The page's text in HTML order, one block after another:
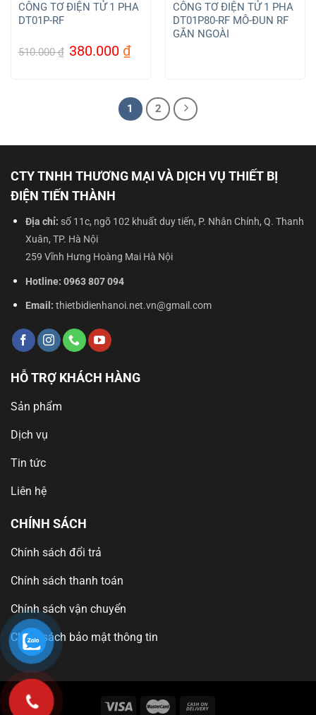
CÔNG TƠ ĐIỆN TỬ 1 PHA
DT01P-RF
510.000₫ Giá
380.000 ₫Giá
380.000 ₫.
CÔNG TƠ ĐIỆN TỬ 1 PHA
DT01P80-RF MÔ-ĐUN RF
GẮN NGOÀI
1 2
CTY TNHH THƯƠNG MẠI VÀ DỊCH VỤ THIẾT BỊ
ĐIỆN TIẾN THÀNH
Địa chỉ: số 11c, ngõ 102 khuất duy tiến, P. Nhân Chính, Q. Thanh
Xuân, TP. Hà Nội
259 Vĩnh Hưng Hoàng Mai Hà Nội
Hotline: 0963 807 094
Email: thietbidienhanoi.net.vn@gmail.com
HỖ TRỢ KHÁCH HÀNG
Sản phẩm
Dịch vụ
Tin tức
Liên hệ
CHÍNH SÁCH
Chính sách đổi trả
Chính sách thanh toán
Chính sách vận chuyển
Chính sách bảo mật thông tin